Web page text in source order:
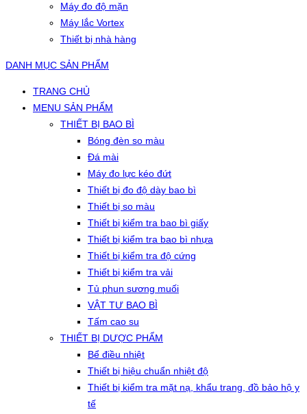
Máy đo độ mặn
Máy lắc Vortex
Thiết bị nhà hàng
DANH MỤC SẢN PHẨM
TRANG CHỦ
MENU SẢN PHẨM
THIẾT BỊ BAO BÌ
Bóng đèn so màu
Đá mài
Máy đo lực kéo đứt
Thiết bị đo độ dày bao bì
Thiết bị so màu
Thiết bị kiểm tra bao bì giấy
Thiết bị kiểm tra bao bì nhựa
Thiết bị kiểm tra độ cứng
Thiết bị kiểm tra vải
Tủ phun sương muối
VẬT TƯ BAO BÌ
Tấm cao su
THIẾT BỊ DƯỢC PHẨM
Bể điều nhiệt
Thiết bị hiệu chuẩn nhiệt độ
Thiết bị kiểm tra mặt nạ, khẩu trang, đồ bảo hộ y
tế